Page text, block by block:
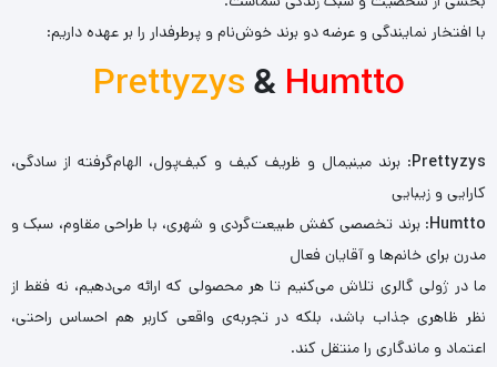
با افتخار نمایندگی و عرضه دو برند خوش‌نام و پرطرفدار را بر عهده داریم:
Prettyzys& Humtto
Prettyzys: برند مینیمال و ظریف کیف و کیف‌پول، الهام‌گرفته از سادگی،
کارایی و زیبایی
Humtto: برند تخصصی کفش طبیعت‌گردی و شهری، با طراحی مقاوم، سبک و
مدرن برای خانم‌ها و آقایان فعال
ما در ژولی گالری تلاش می‌کنیم تا هر محصولی که ارائه می‌دهیم، نه فقط از
نظر ظاهری جذاب باشد، بلکه در تجربه‌ی واقعی کاربر هم احساس راحتی،
اعتماد و ماندگاری را منتقل کند.